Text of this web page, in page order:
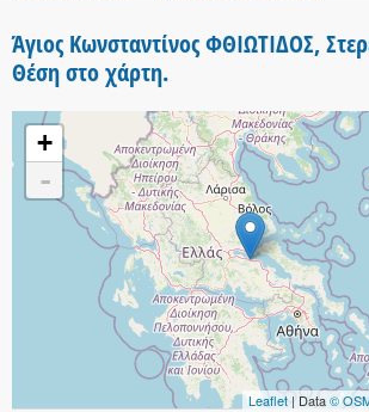
Άγιος Κωνσταντίνος ΦΘΙΩΤΙΔΟΣ,
Θέση στο χάρτη.
+
-
Leaflet | Data©